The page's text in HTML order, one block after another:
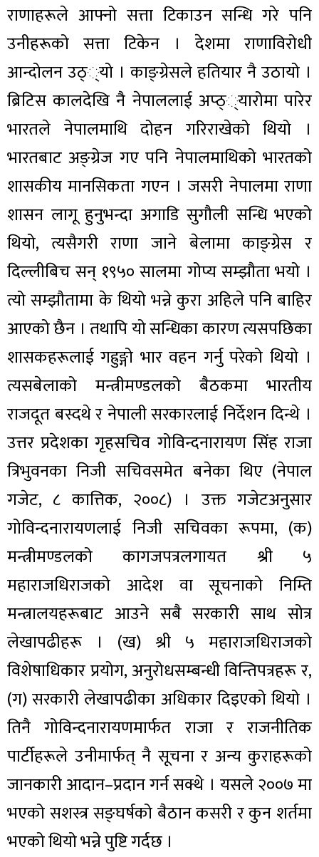
राणाहरूले आफ्नो सत्ता टिकाउन सन्धि गरे पनि
उनीहरूको सत्ता टिकेन । देशमा राणाविरोधी
आन्दोलन उठ््यो । काङ्ग्रेसले हतियार नै उठायो ।
ब्रिटिस कालदेखि नै नेपाललाई अप्ठ््यारोमा पारेर
भारतले नेपालमाथि दोहन गरिराखेको थियो ।
भारतबाट अङ्ग्रेज गए पनि नेपालमाथिको भारतको
शासकीय मानसिकता गएन । जसरी नेपालमा राणा
शासन लागू हुनुभन्दा अगाडि सुगौली सन्धि भएको
थियो, त्यसैगरी राणा जाने बेलामा काङ्ग्रेस र
दिल्लीबिच सन् १९५० सालमा गोप्य सम्झौता भयो ।
त्यो सम्झौतामा के थियो भन्ने कुरा अहिले पनि बाहिर
आएको छैन । तथापि यो सन्धिका कारण त्यसपछिका
शासकहरूलाई गह्रुङ्गो भार वहन गर्नु परेको थियो ।
त्यसबेलाको मन्त्रीमण्डलको बैठकमा भारतीय
राजदूत बस्दथे र नेपाली सरकारलाई निर्देशन दिन्थे ।
उत्तर प्रदेशका गृहसचिव गोविन्दनारायण सिंह राजा
त्रिभुवनका निजी सचिवसमेत बनेका थिए (नेपाल
गजेट, ८ कात्तिक, २००८) । उक्त गजेटअनुसार
गोविन्दनारायणलाई निजी सचिवका रूपमा, (क)
मन्त्रीमण्डलको कागजपत्रलगायत श्री ५
महाराजधिराजको आदेश वा सूचनाको निम्ति
मन्त्रालयहरूबाट आउने सबै सरकारी साथ सोत्र
लेखापढीहरू । (ख) श्री ५ महाराजधिराजको
विशेषाधिकार प्रयोग, अनुरोधसम्बन्धी विन्तिपत्रहरू र,
(ग) सरकारी लेखापढीका अधिकार दिइएको थियो ।
तिनै गोविन्दनारायणमार्फत राजा र राजनीतिक
पार्टीहरूले उनीमार्फत् नै सूचना र अन्य कुराहरूको
जानकारी आदान–प्रदान गर्न सक्थे । यसले २००७ मा
भएको सशस्त्र सङ्घर्षको बैठान कसरी र कुन शर्तमा
भएको थियो भन्ने पुष्टि गर्दछ ।